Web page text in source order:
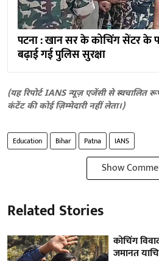
पटना : खान सर के कोचिंग सेंटर के
बढ़ाई गई पुलिस सुरक्षा
(यह रिपोर्ट IANS न्यूज़ एजेंसी से स्वचालित
कंटेंट की कोई ज़िम्मेदारी नहीं लेता।)
Education Bihar Patna IANS
Show
Related Stories
कोचिंग
जमानत